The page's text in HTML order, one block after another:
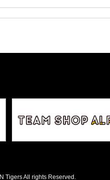
Tigers All rights Reserved.